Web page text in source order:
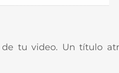
tu video. Un título